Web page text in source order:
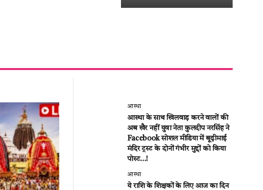
आस्था
आस्था के साथ खिलवाड़ करने वालों की
अब खैर नहीं युवा नेता कुलदीप नरसिंह ने
Facebook सोशल मीडिया में बूढ़ीमाई
मंदिर ट्रस्ट के दोनों गंभीर मुद्दों को किया
पोस्ट…!
आस्था
ये राशि के शिक्षकों के लिए आज का दिन